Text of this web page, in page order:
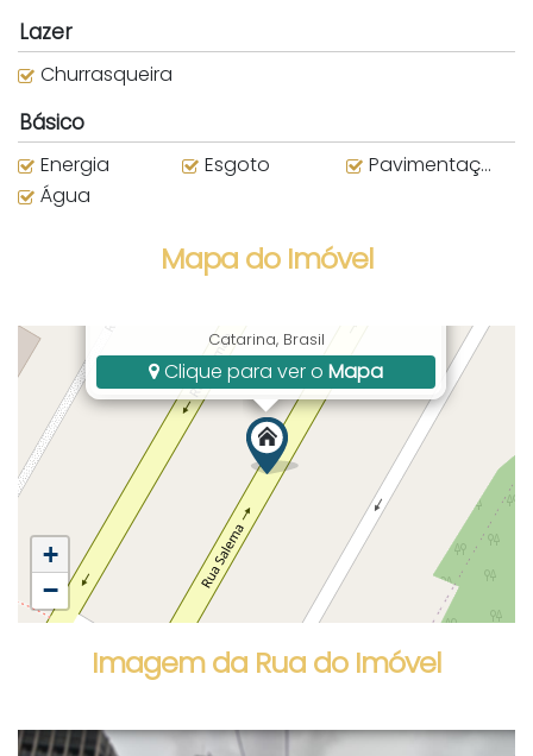
Lazer
Churrasqueira
Básico
Energia Esgoto
Pavimentação
Água
Mapa do Imóvel
Catarina, Brasil
Clique para ver o Mapa
+
−
Imagem da Rua do Imóvel